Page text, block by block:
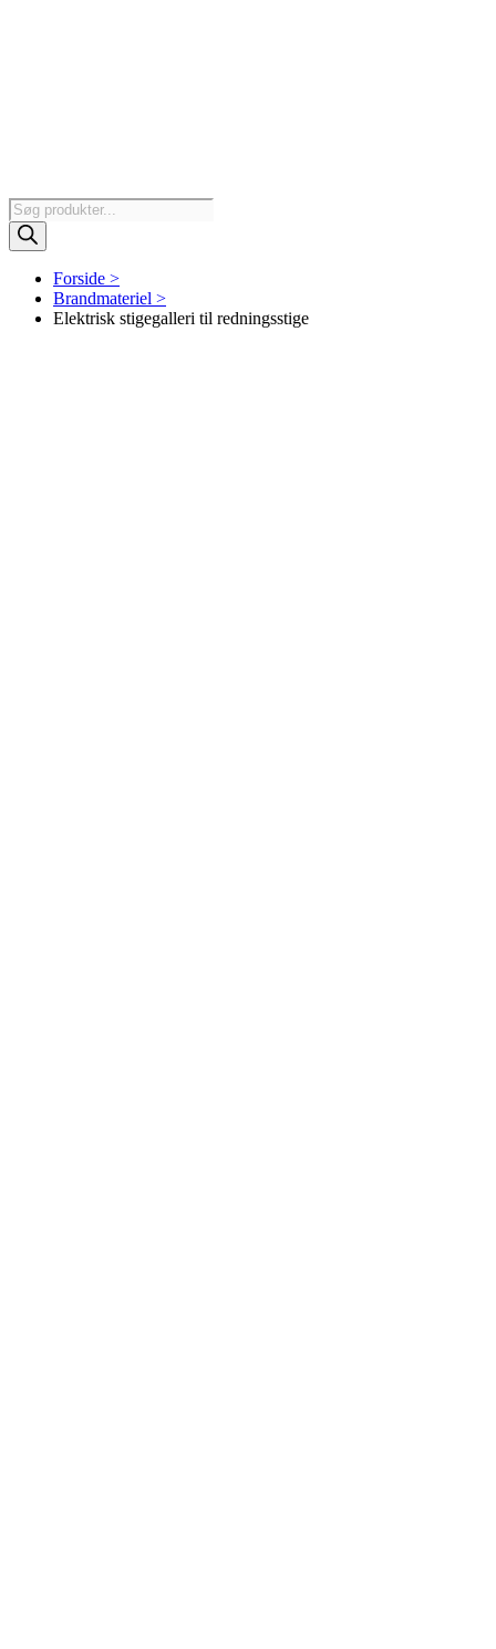
Products
search
Forside >
Brandmateriel >
Elektrisk stigegalleri til redningsstige